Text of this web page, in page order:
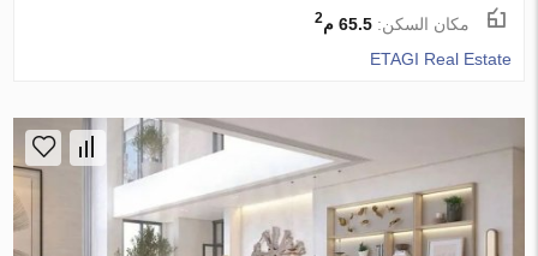
مكان السكن:65.5 م 2
ETAGI Real Estate